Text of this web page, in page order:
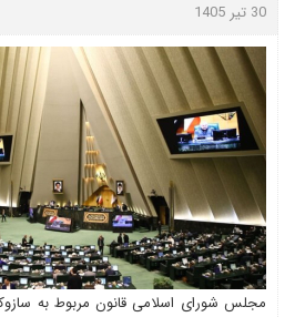
30 تیر 1405
مجلس شورای اسلامی قانون مربوط به